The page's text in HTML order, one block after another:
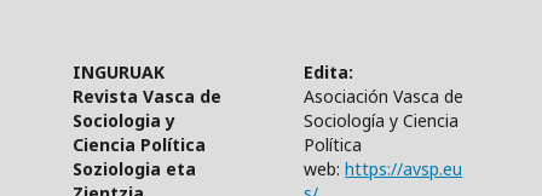
INGURUAK
Revista Vasca de
Sociologia y
Ciencia Política
Soziologia eta
Edita:
Asociación Vasca de
Sociología y Ciencia
Política
web:https://avsp.eu